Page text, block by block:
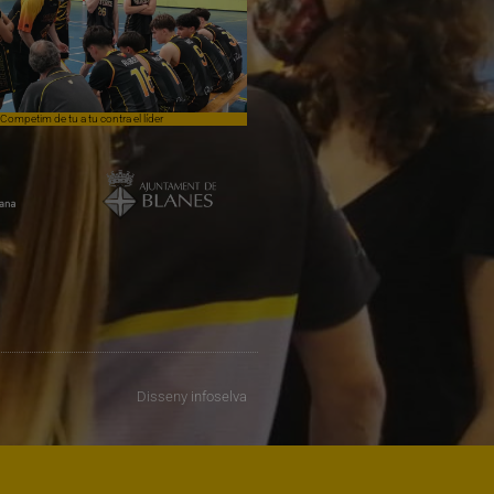
Competim de tu a tu contra el líder
Disseny infoselva